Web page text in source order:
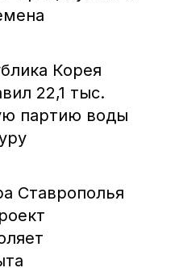
Корея
22,1 тыс.
партию воды
Ставрополья